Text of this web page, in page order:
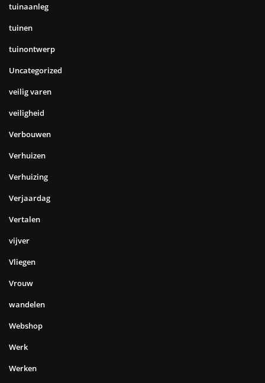
tuinaanleg
tuinen
tuinontwerp
Uncategorized
veilig varen
veiligheid
Verbouwen
Verhuizen
Verhuizing
Verjaardag
Vertalen
vijver
Vliegen
Vrouw
wandelen
Webshop
Werk
Werken